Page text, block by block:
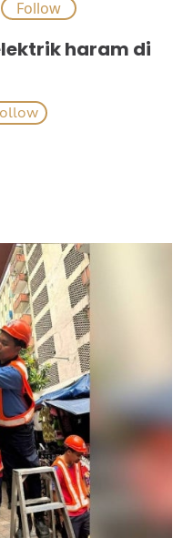
haram di